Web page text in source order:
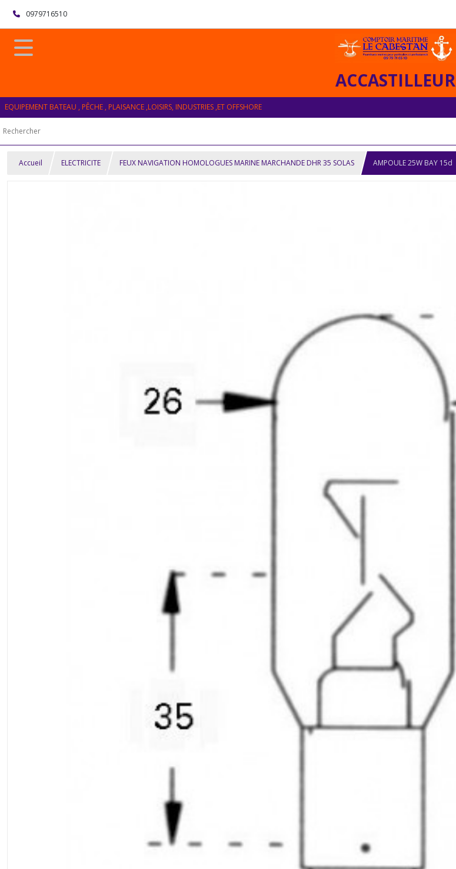
0979716510
ACCASTILLEUR
EQUIPEMENT BATEAU , PÊCHE , PLAISANCE ,LOISIRS, INDUSTRIES ,ET OFFSHORE
Accueil ELECTRICITE FEUX NAVIGATION HOMOLOGUES MARINE MARCHANDE DHR 35 SOLAS AMPOULE 25W BAY 15d